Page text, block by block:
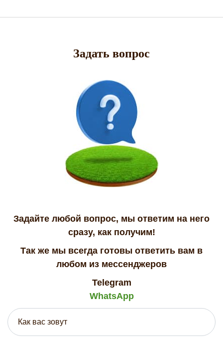
Задать вопрос
Задайте любой вопрос, мы ответим на него
сразу, как получим!
Так же мы всегда готовы ответить вам в
любом из мессенджеров
Telegram
WhatsApp